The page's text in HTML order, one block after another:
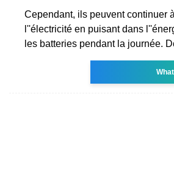
Cependant, ils peuvent continuer
l''électricité en puisant dans
les batteries pendant la journée.